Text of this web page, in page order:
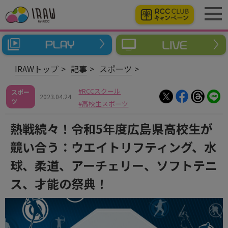
IRAWトップ 記事 スポーツ
スポー
ツ
2023.04.24
RCCスクール
高校生スポーツ
熱戦続々！令和5年度広島県高校生が
競い合う：ウエイトリフティング、水
球、柔道、アーチェリー、ソフトテニ
ス、才能の祭典！